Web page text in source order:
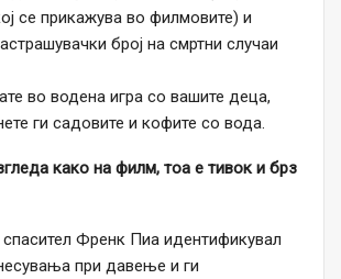
се прикажува во филмовите) и
број на смртни случаи
во водена игра со вашите деца,
ги садовите и кофите со вода.
како на филм, тоа е тивок и брз
Френк Пиа идентификувал
при давење и ги